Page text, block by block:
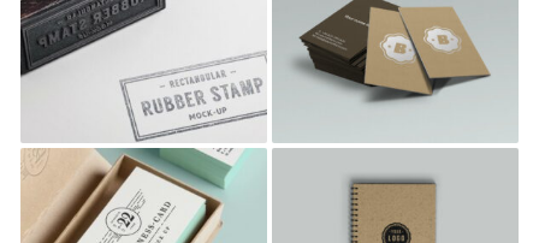
MIAMOND CUBE
ELECTRIK BULB K&J REALITY